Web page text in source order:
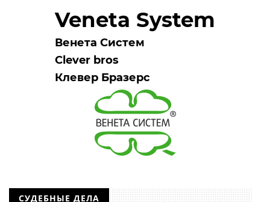
Veneta System
Венета Систем
Clever bros
Клевер Бразерс
СУДЕБНЫЕ ДЕЛА